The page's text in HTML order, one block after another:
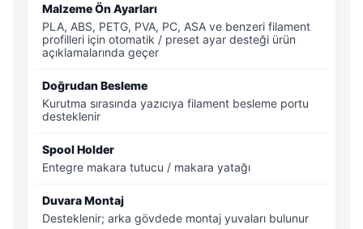
Malzeme Ön Ayarları
PLA, ABS, PETG, PVA, PC, ASA ve benzeri filament
profilleri için otomatik / preset ayar desteği ürün
açıklamalarında geçer
Doğrudan Besleme
Kurutma sırasında yazıcıya filament besleme portu
desteklenir
Spool Holder
Entegre makara tutucu / makara yatağı
Duvara Montaj
Desteklenir; arka gövdede montaj yuvaları bulunur